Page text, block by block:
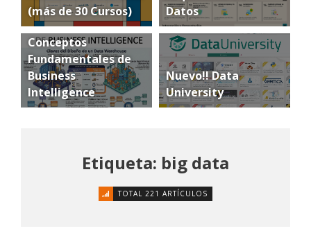
(más de 30 Cursos)
Datos
Conceptos
Fundamentales de
Business
Intelligence
Nuevo!! Data
University
Etiqueta: big data
TOTAL 221 ARTÍCULOS